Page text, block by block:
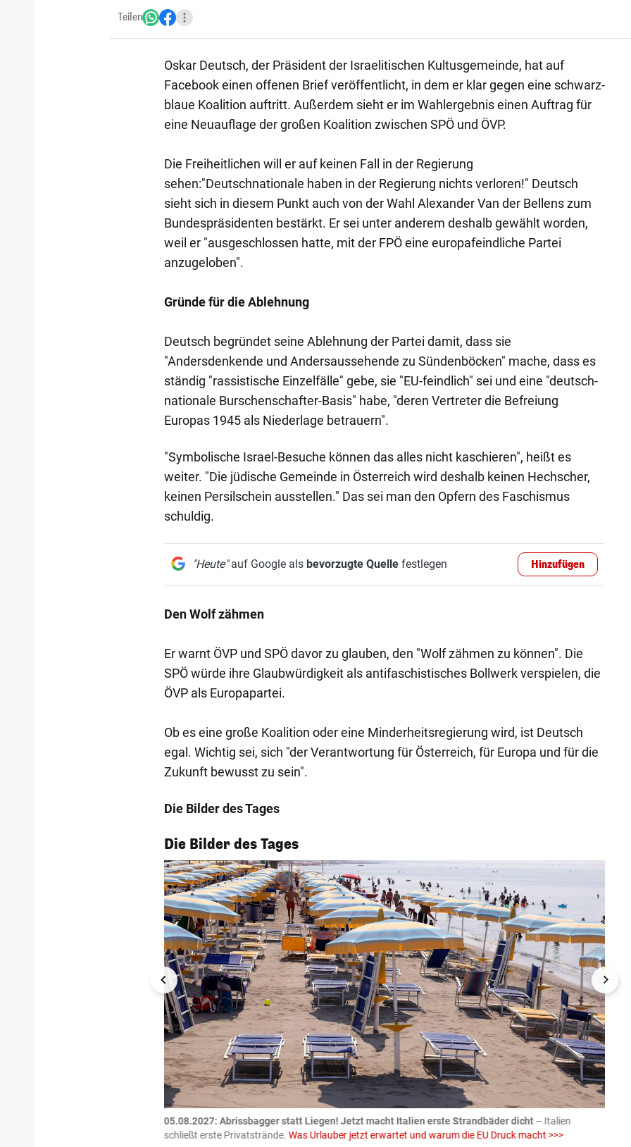
Teilen
Oskar Deutsch, der Präsident der Israelitischen Kultusgemeinde, hat auf
Facebook einen offenen Brief veröffentlicht, in dem er klar gegen eine schwarz-
blaue Koalition auftritt. Außerdem sieht er im Wahlergebnis einen Auftrag für
eine Neuauflage der großen Koalition zwischen SPÖ und ÖVP.
Die Freiheitlichen will er auf keinen Fall in der Regierung
sehen:"Deutschnationale haben in der Regierung nichts verloren!" Deutsch
sieht sich in diesem Punkt auch von der Wahl Alexander Van der Bellens zum
Bundespräsidenten bestärkt. Er sei unter anderem deshalb gewählt worden,
weil er "ausgeschlossen hatte, mit der FPÖ eine europafeindliche Partei
anzugeloben".
Gründe für die Ablehnung
Deutsch begründet seine Ablehnung der Partei damit, dass sie
"Andersdenkende und Andersaussehende zu Sündenböcken" mache, dass es
ständig "rassistische Einzelfälle" gebe, sie "EU-feindlich" sei und eine "deutsch-
nationale Burschenschafter-Basis" habe, "deren Vertreter die Befreiung
Europas 1945 als Niederlage betrauern".
"Symbolische Israel-Besuche können das alles nicht kaschieren", heißt es
weiter. "Die jüdische Gemeinde in Österreich wird deshalb keinen Hechscher,
keinen Persilschein ausstellen." Das sei man den Opfern des Faschismus
schuldig.
"Heute"auf Google als bevorzugte Quellefestlegen Hinzufügen
Den Wolf zähmen
Er warnt ÖVP und SPÖ davor zu glauben, den "Wolf zähmen zu können". Die
SPÖ würde ihre Glaubwürdigkeit als antifaschistisches Bollwerk verspielen, die
ÖVP als Europapartei.
Ob es eine große Koalition oder eine Minderheitsregierung wird, ist Deutsch
egal. Wichtig sei, sich "der Verantwortung für Österreich, für Europa und für die
Zukunft bewusst zu sein".
Die Bilder des Tages
Die Bilder des Tages
1/53
05.08.2027: Abrissbagger statt Liegen! Jetzt macht Italien erste Strandbäder dicht– Italien
schließt erste Privatstrände.Was Urlauber jetzt erwartet und warum die EU Druck macht >>>